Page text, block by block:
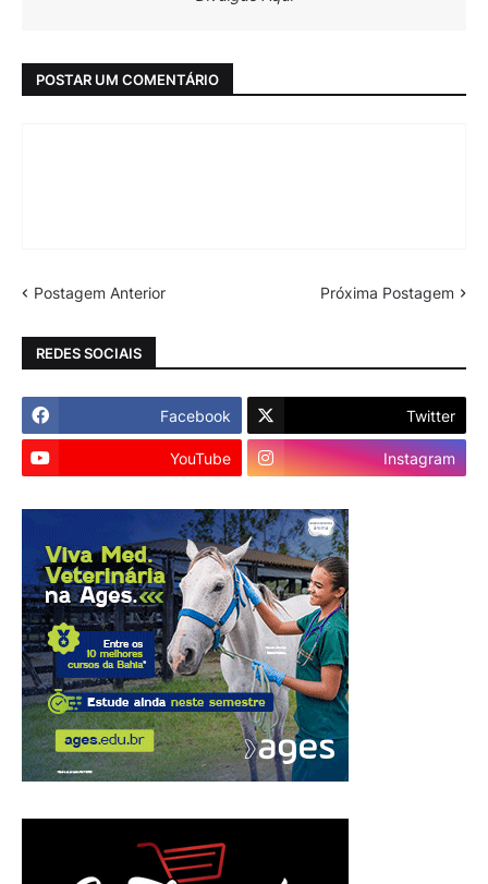
POSTAR UM COMENTÁRIO
Postagem Anterior Próxima Postagem
REDES SOCIAIS
Facebook Twitter
YouTube Instagram